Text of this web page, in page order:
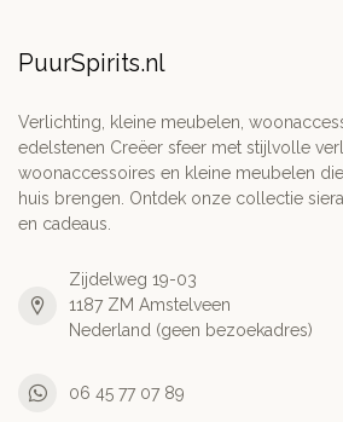
PuurSpirits.nl
Verlichting, kleine meubelen,
edelstenen Creëer sfeer met stijlvolle
woonaccessoires en kleine meubelen
huis brengen. Ontdek onze collectie
en cadeaus.
Zijdelweg 19-03
1187 ZM Amstelveen
Nederland (geen bezoekadres)
06 45 77 07 89